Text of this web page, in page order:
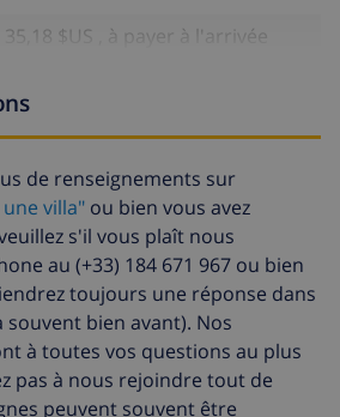
35,18 $US , à payer à l'arrivée
l'arrivée
58,64 $US , à payer à l'arrivée
17,59 $US par personne
8,80 $US par personne , à payer à
l'arrivée
113,75 $US
basée sur consommation
de renseignements sur
villa" ou bien vous avez
s'il vous plaît nous
au (+33) 184 671 967 ou bien
toujours une réponse dans
souvent bien avant). Nos
à toutes vos questions au plus
pas à nous rejoindre tout de
peuvent souvent être